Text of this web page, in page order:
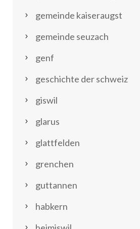
gemeinde kaiseraugst
gemeinde seuzach
genf
geschichte der schweiz
giswil
glarus
glattfelden
grenchen
guttannen
habkern